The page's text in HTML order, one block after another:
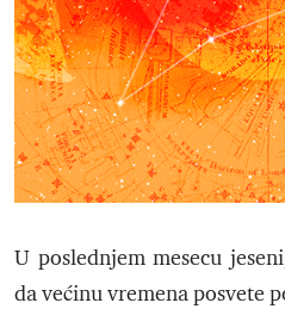
U poslednjem mesecu
da većinu vremena posvete